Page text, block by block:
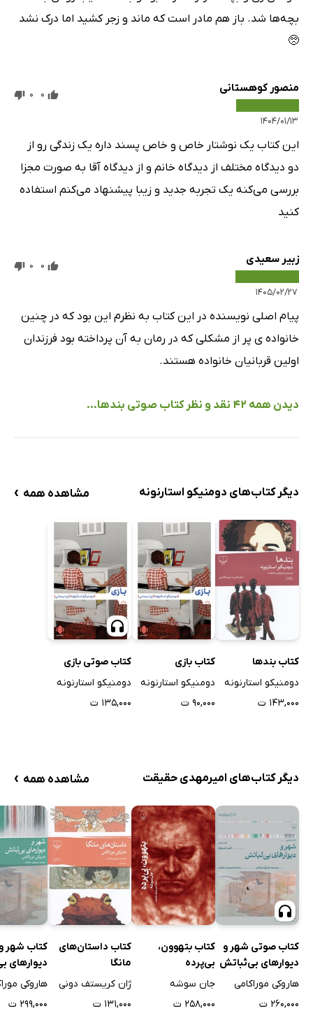
بچه‌ها شد. باز هم مادر است که ماند و زجر کشید اما درک نشد
🥺
منصور کوهستانی
۱۴۰۴/۰۱/۱۳
0
0
این کتاب یک نوشتار خاص و خاص پسند داره یک زندگی رو از
دو دیدگاه مختلف از دیدگاه خانم و از دیدگاه آقا به صورت مجزا
بررسی می‌کنه یک تجربه جدید و زیبا پیشنهاد می‌کنم استفاده
کنید
زبیر سعیدی
۱۴۰۵/۰۲/۲۷
0
0
پیام اصلی نویسنده در این کتاب به نظرم این بود که در چنین
خانواده ی پر از مشکلی که در رمان به آن پرداخته بود فرزندان
اولین قربانیان خانواده هستند.
دیدن همه 42 نقد و نظر کتاب صوتی بندها...
دیگر کتاب‌های دومنیکو استارنونه مشاهده همه ›
کتاب بندها
دومنیکو استارنونه
۱۴۳,۰۰۰ ت
کتاب بازی
دومنیکو استارنونه
۹۰,۰۰۰ ت
کتاب صوتی بازی
دومنیکو استارنونه
۱۳۵,۰۰۰ ت
دیگر کتاب‌های امیرمهدی حقیقت مشاهده همه ›
کتاب صوتی شهر و
دیوارهای بی‌ثباتش
هاروکی موراکامی
۲۶۰,۰۰۰ ت
کتاب بتهوون،
بی‌پرده
جان سوشه
۲۵۸,۰۰۰ ت
کتاب داستان‌های
مانگا
ژان کریستف دونی
۱۳۱,۰۰۰ ت
کتاب شهر
دیوارهای
هاروکی
۲۹۹,۰۰۰ ت